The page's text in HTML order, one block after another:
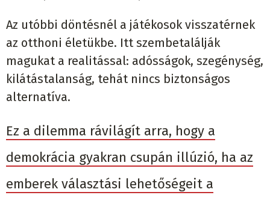
Az utóbbi döntésnél a játékosok visszatérnek
az otthoni életükbe. Itt szembetalálják
magukat a realitással: adósságok, szegénység,
kilátástalanság, tehát nincs biztonságos
alternatíva.
Ez a dilemma rávilágít arra, hogy a
demokrácia gyakran csupán illúzió, ha az
emberek választási lehetőségeit a